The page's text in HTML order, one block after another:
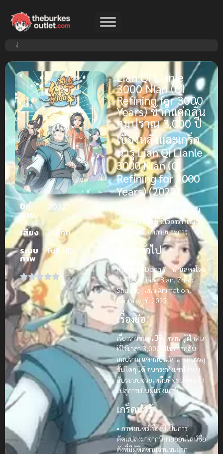
ปีที่
ฉาย
2022
เสียง
ซับไทย
ระบบ
ภาพ
Full HD
Lian Qi Lianle
3000 Nian (Qi
Refining for 3000
Years) ข้าก็แค่กลั่น
ลมปราณ 3,000 ปี
เบื้องหลังและเกร็ด
น่ารู้ Lian Qi Lianle
3000 Nian (Qi
Refining for 3000
Years) (2022)
ข้าก็แค่กลั่นลมปราณ 3,000 ปี
เป็นภาพยนตร์ที่มีเรื่องราวเบื้อง
หลังน่าสนใจหลายประการ
ข้อมูลทั่วไป
กำกับโดย Dong Yi | นำแสดงโดย
Hai Tao, Jiang Bian, Zhao
Shuang | แนว Animation,
Fantasy | ปี 2022
เรื่องย่อ
เรื่องราวของ ไป๋ชิวหราน ผู้ฝึกตน
ที่ใช้เวลา 3,000 ปีในการกลั่น
ลมปราณ แต่กลับไม่สามารถบรรลุ
ขั้นใดๆ ได้ จนกระทั่งเขาได้พบ
กับระบบช่วยเหลือที่จะนำพาเขา
ไปสู่การเป็นผู้แข็งแกร่ง
เกร็ดน่ารู้
• ภาพยนตร์เรื่องนี้เป็นการ
ดัดแปลงมาจากนิยายออนไลน์ชื่อ
ดังที่มีผู้ติดตามจำนวนมาก